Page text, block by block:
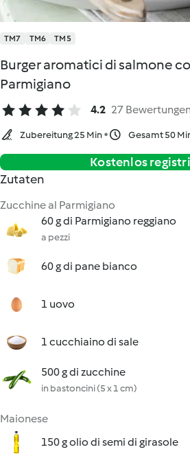
TM7 TM6 TM5
Burger aromatici di salmone
Parmigiano
4.2 27 Bewertungen
Zubereitung 25 Min Gesamt 50
Kostenlos
Zutaten
Zucchine al Parmigiano
60 g di Parmigiano reggiano
a pezzi
60 g di pane bianco
1 uovo
1 cucchiaino di sale
500 g di zucchine
in bastoncini (5 x 1 cm)
Maionese
150 g olio di semi di girasole